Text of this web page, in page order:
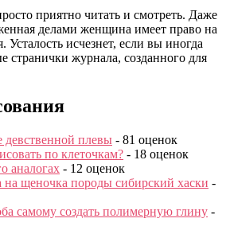
приятно читать и смотреть. Даже
делами женщина имеет право на
Усталость исчезнет, если вы иногда
странички журнала, созданного для
плевы - 81 оценок
по клеточкам? - 18 оценок
аналогах - 12 оценок
щеночка породы сибирский хаски -
самому создать полимерную глину -